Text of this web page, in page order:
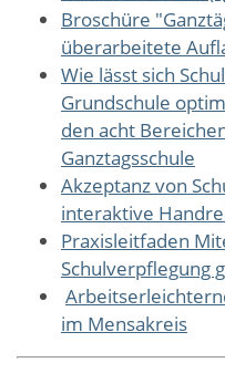
Broschüre
überarbeitete
Wie lässt sich
Grundschule
den acht
Ganztagsschule
Akzeptanz von
interaktive
Praxisleitfaden
Schulverpflegung
im Mensakreis